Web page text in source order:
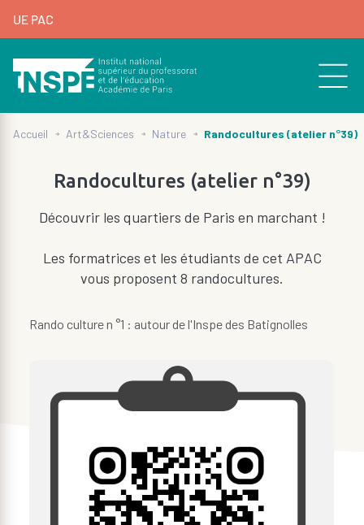
UE PAC
d'Ariane
Accueil Art&Sciences Nature Randocultures (atelier n°39)
Randocultures (atelier n°39)
Découvrir les quartiers de Paris en marchant !
Les formatrices et les étudiants de cet APAC
vous proposent 8 randocultures.
Rando culture n °1 : autour de l'Inspe des Batignolles
de
page